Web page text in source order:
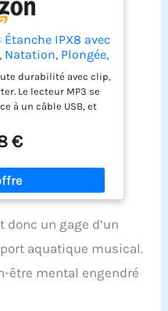
IPX8 avec
Natation, Plongée,
Lecteur de
Réutilisable
durabilité avec clip,
Le lecteur MP3 se
à un câble USB, et
variété de couleurs et
choisir, pour montrer
! étanche , niveau
vous nagez et n'avez
de la musique !
2 heures et vous
€
un gage d’un
aquatique musical.
être mental engendré